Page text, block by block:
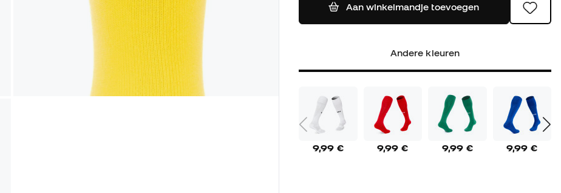
Aan winkelmandje toevoegen
Andere kleuren
9,99 € 9,99 € 9,99 € 9,99 €